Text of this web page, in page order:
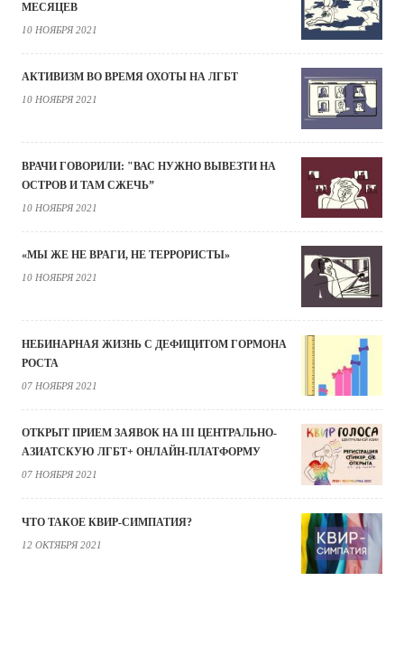
МЕСЯЦЕВ
10 НОЯБРЯ 2021
АКТИВИЗМ ВО ВРЕМЯ ОХОТЫ НА ЛГБТ
10 НОЯБРЯ 2021
ВРАЧИ ГОВОРИЛИ: "ВАС НУЖНО ВЫВЕЗТИ НА
ОСТРОВ И ТАМ СЖЕЧЬ”
10 НОЯБРЯ 2021
«МЫ ЖЕ НЕ ВРАГИ, НЕ ТЕРРОРИСТЫ»
10 НОЯБРЯ 2021
НЕБИНАРНАЯ ЖИЗНЬ С ДЕФИЦИТОМ ГОРМОНА
РОСТА
07 НОЯБРЯ 2021
ОТКРЫТ ПРИЕМ ЗАЯВОК НА III ЦЕНТРАЛЬНО-
АЗИАТСКУЮ ЛГБТ+ ОНЛАЙН-ПЛАТФОРМУ
07 НОЯБРЯ 2021
ЧТО ТАКОЕ КВИР-СИМПАТИЯ?
12 ОКТЯБРЯ 2021